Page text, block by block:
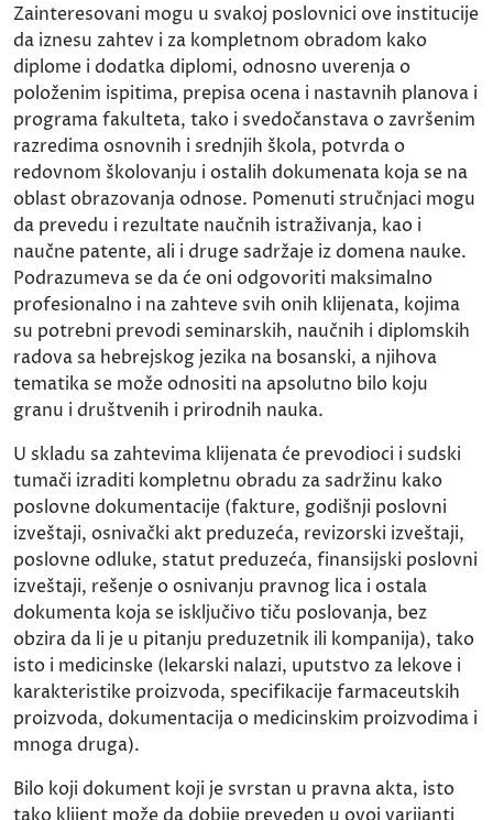
Zainteresovani mogu u svakoj poslovnici ove institucije
da iznesu zahtev i za kompletnom obradom kako
diplome i dodatka diplomi, odnosno uverenja o
položenim ispitima, prepisa ocena i nastavnih planova i
programa fakulteta, tako i svedočanstava o završenim
razredima osnovnih i srednjih škola, potvrda o
redovnom školovanju i ostalih dokumenata koja se na
oblast obrazovanja odnose. Pomenuti stručnjaci mogu
da prevedu i rezultate naučnih istraživanja, kao i
naučne patente, ali i druge sadržaje iz domena nauke.
Podrazumeva se da će oni odgovoriti maksimalno
profesionalno i na zahteve svih onih klijenata, kojima
su potrebni prevodi seminarskih, naučnih i diplomskih
radova sa hebrejskog jezika na bosanski, a njihova
tematika se može odnositi na apsolutno bilo koju
granu i društvenih i prirodnih nauka.
U skladu sa zahtevima klijenata će prevodioci i sudski
tumači izraditi kompletnu obradu za sadržinu kako
poslovne dokumentacije (fakture, godišnji poslovni
izveštaji, osnivački akt preduzeća, revizorski izveštaji,
poslovne odluke, statut preduzeća, finansijski poslovni
izveštaji, rešenje o osnivanju pravnog lica i ostala
dokumenta koja se isključivo tiču poslovanja, bez
obzira da li je u pitanju preduzetnik ili kompanija), tako
isto i medicinske (lekarski nalazi, uputstvo za lekove i
karakteristike proizvoda, specifikacije farmaceutskih
proizvoda, dokumentacija o medicinskim proizvodima i
mnoga druga).
Bilo koji dokument koji je svrstan u pravna akta, isto
tako klijent može da dobije preveden u ovoj varijanti